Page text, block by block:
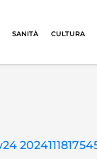
SANITÀ CULTURA